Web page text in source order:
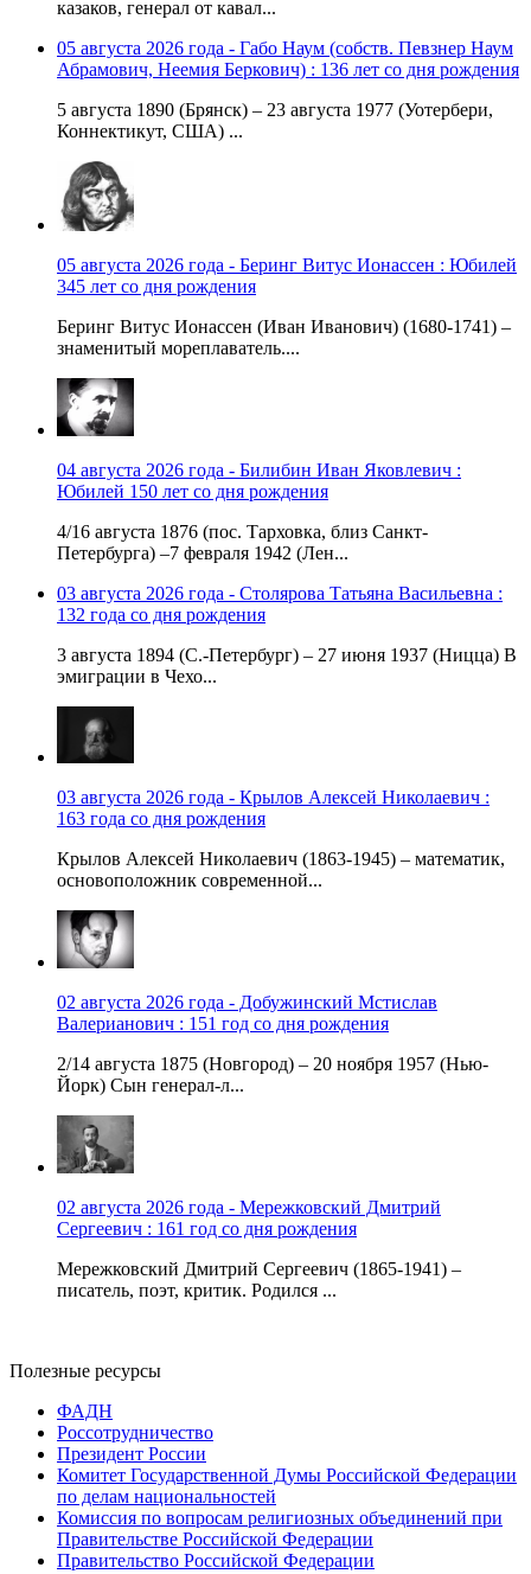
казаков, генерал от кавал...
05 августа 2026 года - Габо Наум (собств. Певзнер Наум
Абрамович, Неемия Беркович) : 136 лет со дня рождения
5 августа 1890 (Брянск) – 23 августа 1977 (Уотербери,
Коннектикут, США) ...
05 августа 2026 года - Беринг Витус Ионассен : Юбилей
345 лет со дня рождения
Беринг Витус Ионассен (Иван Иванович) (1680-1741) –
знаменитый мореплаватель....
04 августа 2026 года - Билибин Иван Яковлевич :
Юбилей 150 лет со дня рождения
4/16 августа 1876 (пос. Тарховка, близ Санкт-
Петербурга) –7 февраля 1942 (Лен...
03 августа 2026 года - Столярова Татьяна Васильевна :
132 года со дня рождения
3 августа 1894 (С.-Петербург) – 27 июня 1937 (Ницца) В
эмиграции в Чехо...
03 августа 2026 года - Крылов Алексей Николаевич :
163 года со дня рождения
Крылов Алексей Николаевич (1863-1945) – математик,
основоположник современной...
02 августа 2026 года - Добужинский Мстислав
Валерианович : 151 год со дня рождения
2/14 августа 1875 (Новгород) – 20 ноября 1957 (Нью-
Йорк) Сын генерал-л...
02 августа 2026 года - Мережковский Дмитрий
Сергеевич : 161 год со дня рождения
Мережковский Дмитрий Сергеевич (1865-1941) –
писатель, поэт, критик. Родился ...
Полезные ресурсы
ФАДН
Россотрудничество
Президент России
Комитет Государственной Думы Российской Федерации
по делам национальностей
Комиссия по вопросам религиозных объединений при
Правительстве Российской Федерации
Правительство Российской Федерации